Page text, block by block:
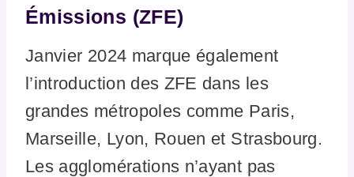
Émissions (ZFE)
Janvier 2024 marque également
l’introduction des ZFE dans les
grandes métropoles comme Paris,
Marseille, Lyon, Rouen et Strasbourg.
Les agglomérations n’ayant pas